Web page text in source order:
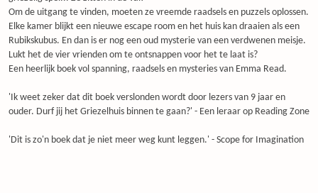
Om de uitgang te vinden, moeten ze vreemde raadsels en puzzels oplossen.
Elke kamer blijkt een nieuwe escape room en het huis kan draaien als een
Rubikskubus. En dan is er nog een oud mysterie van een verdwenen meisje.
Lukt het de vier vrienden om te ontsnappen voor het te laat is?
Een heerlijk boek vol spanning, raadsels en mysteries van Emma Read.
'Ik weet zeker dat dit boek verslonden wordt door lezers van 9 jaar en
ouder. Durf jij het Griezelhuis binnen te gaan?' - Een leraar op Reading Zone
'Dit is zo'n boek dat je niet meer weg kunt leggen.' - Scope for Imagination